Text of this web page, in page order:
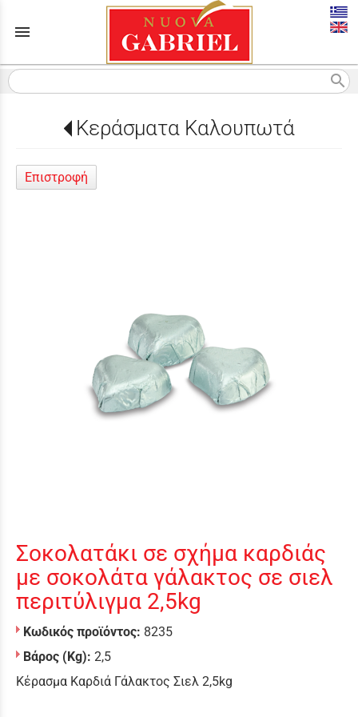
menu
search
Κεράσματα Καλουπωτά
Επιστροφή
Σοκολατάκι σε σχήμα καρδιάς
με σοκολάτα γάλακτος σε σιελ
περιτύλιγμα 2,5kg
Κωδικός προϊόντος: 8235
Βάρος (Kg): 2,5
Κέρασμα Καρδιά Γάλακτος Σιελ 2,5kg